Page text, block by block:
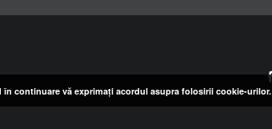
continuare vă exprimaţi acordul asupra folosirii cookie-urilor.